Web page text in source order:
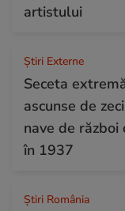
artistului
Știri Externe
Seceta
ascunse de
nave de
în 1937
Știri România